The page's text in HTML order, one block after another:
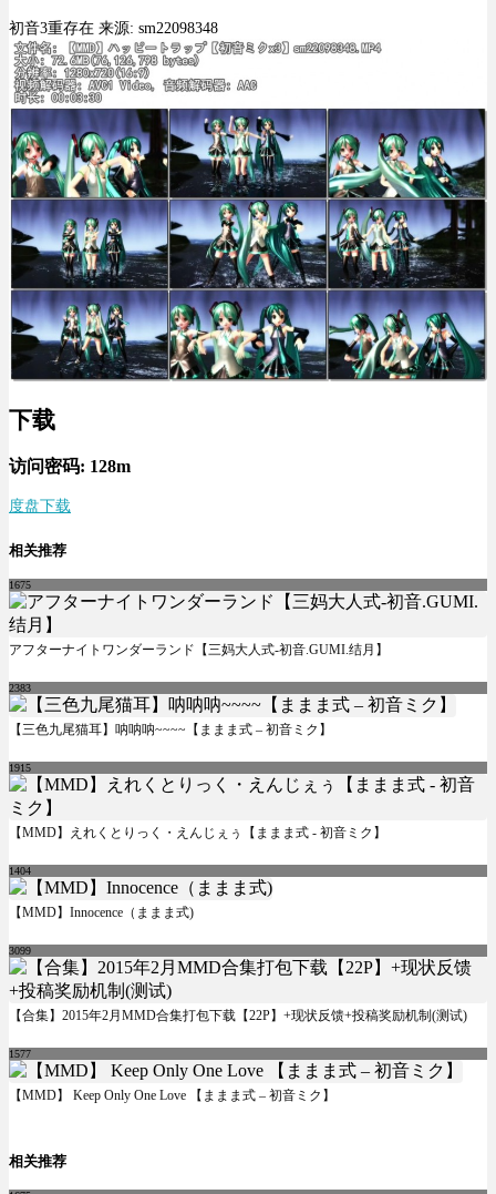
初音3重存在 来源: sm22098348
下载
访问密码: 128m
度盘下载
相关推荐
1675
アフターナイトワンダーランド【三妈大人式-初音.GUMI.结月】
2383
【三色九尾猫耳】呐呐呐~~~~【ままま式 – 初音ミク】
1915
【MMD】えれくとりっく・えんじぇぅ【ままま式 - 初音ミク】
1404
【MMD】Innocence（ままま式)
3099
【合集】2015年2月MMD合集打包下载【22P】+现状反馈+投稿奖励机制(测试)
1577
【MMD】 Keep Only One Love 【ままま式 – 初音ミク】
相关推荐